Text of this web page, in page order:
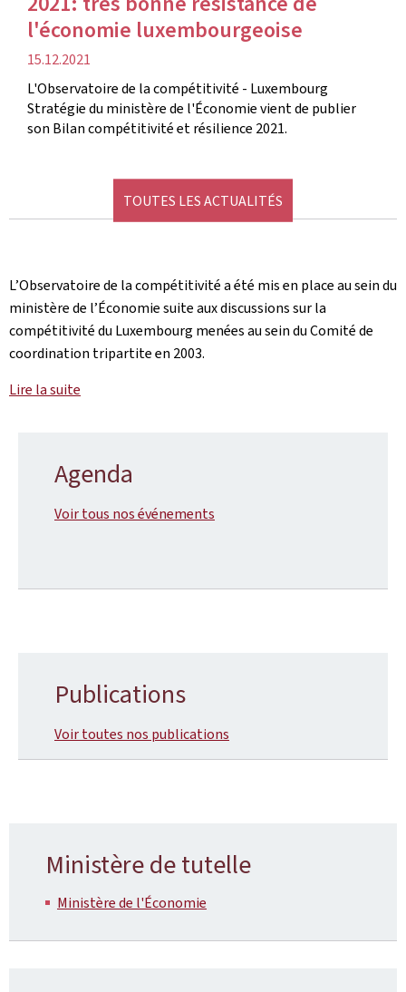
l'économie luxembourgeoise
date
de
publication
15.12.2021
L'Observatoire de la compétitivité - Luxembourg
Stratégie du ministère de l'Économie vient de publier
son Bilan compétitivité et résilience 2021.
TOUTES LES ACTUALITÉS
L’Observatoire de la compétitivité a été mis en place au sein du
ministère de l’Économie suite aux discussions sur la
compétitivité du Luxembourg menées au sein du Comité de
coordination tripartite en 2003.
Lire la suite
Agenda
Voir tous nos événements
Publications
Voir toutes nos publications
Ministère de tutelle
Ministère de l'Économie